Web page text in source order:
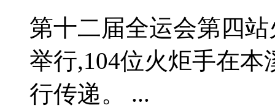
第十二届全运会第四
举行,104位火炬手在
行传递。 ...